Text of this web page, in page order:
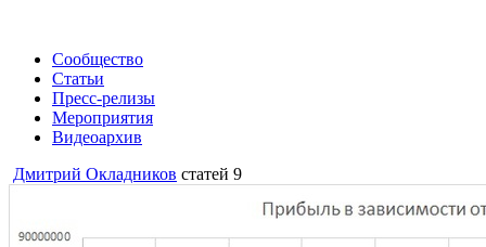
Сообщество
Статьи
Пресс-релизы
Мероприятия
Видеоархив
Дмитрий Окладников статей 9